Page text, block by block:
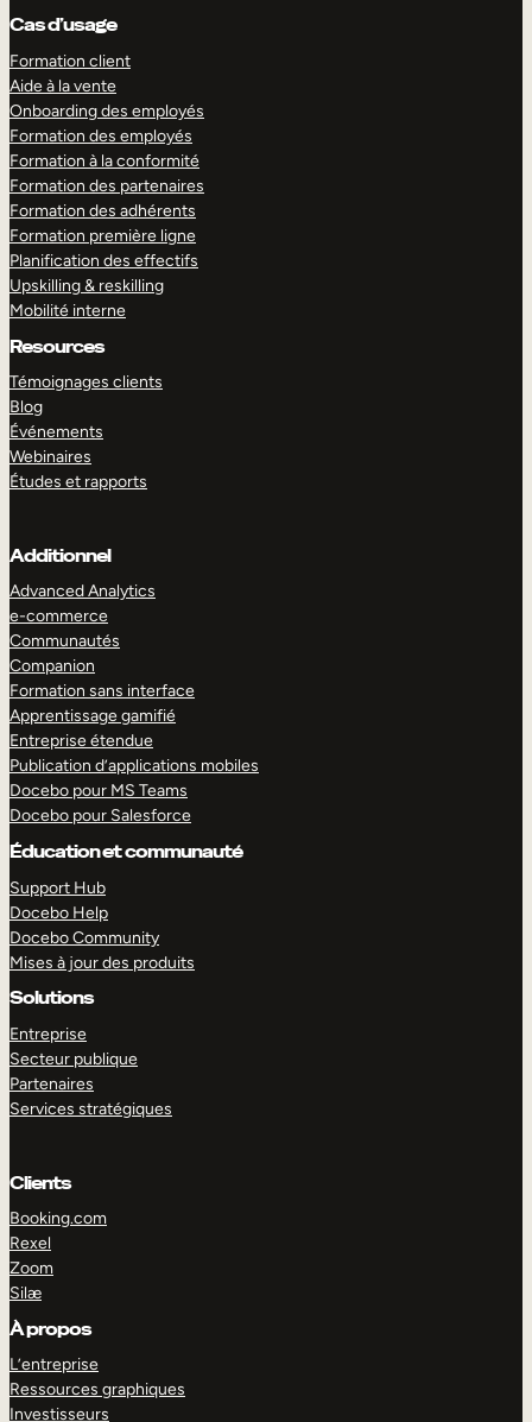
Cas d’usage
Formation client
Aide à la vente
Onboarding des employés
Formation des employés
Formation à la conformité
Formation des partenaires
Formation des adhérents
Formation première ligne
Planification des effectifs
Upskilling & reskilling
Mobilité interne
Resources
Témoignages clients
Blog
Événements
Webinaires
Études et rapports
Additionnel
Advanced Analytics
e-commerce
Communautés
Companion
Formation sans interface
Apprentissage gamifié
Entreprise étendue
Publication d’applications mobiles
Docebo pour MS Teams
Docebo pour Salesforce
Éducation et communauté
Support Hub
Docebo Help
Docebo Community
Mises à jour des produits
Solutions
Entreprise
Secteur publique
Partenaires
Services stratégiques
Clients
Booking.com
Rexel
Zoom
Silæ
À propos
L’entreprise
Ressources graphiques
Investisseurs